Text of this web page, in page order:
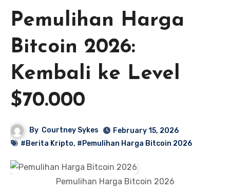
Pemulihan Harga
Bitcoin 2026:
Kembali ke Level
$70.000
By Courtney Sykes
February 15, 2026
#Berita Kripto, #Pemulihan Harga Bitcoin 2026
Pemulihan Harga Bitcoin 2026